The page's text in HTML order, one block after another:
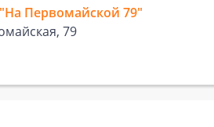
Первомайской 79"
79